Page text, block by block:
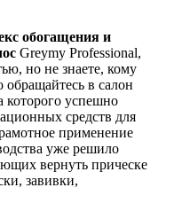
обогащения и
Greymy Professional,
но не знаете, кому
в салон
которого успешно
средств для
применение
уже решило
вернуть прическе
завивки,